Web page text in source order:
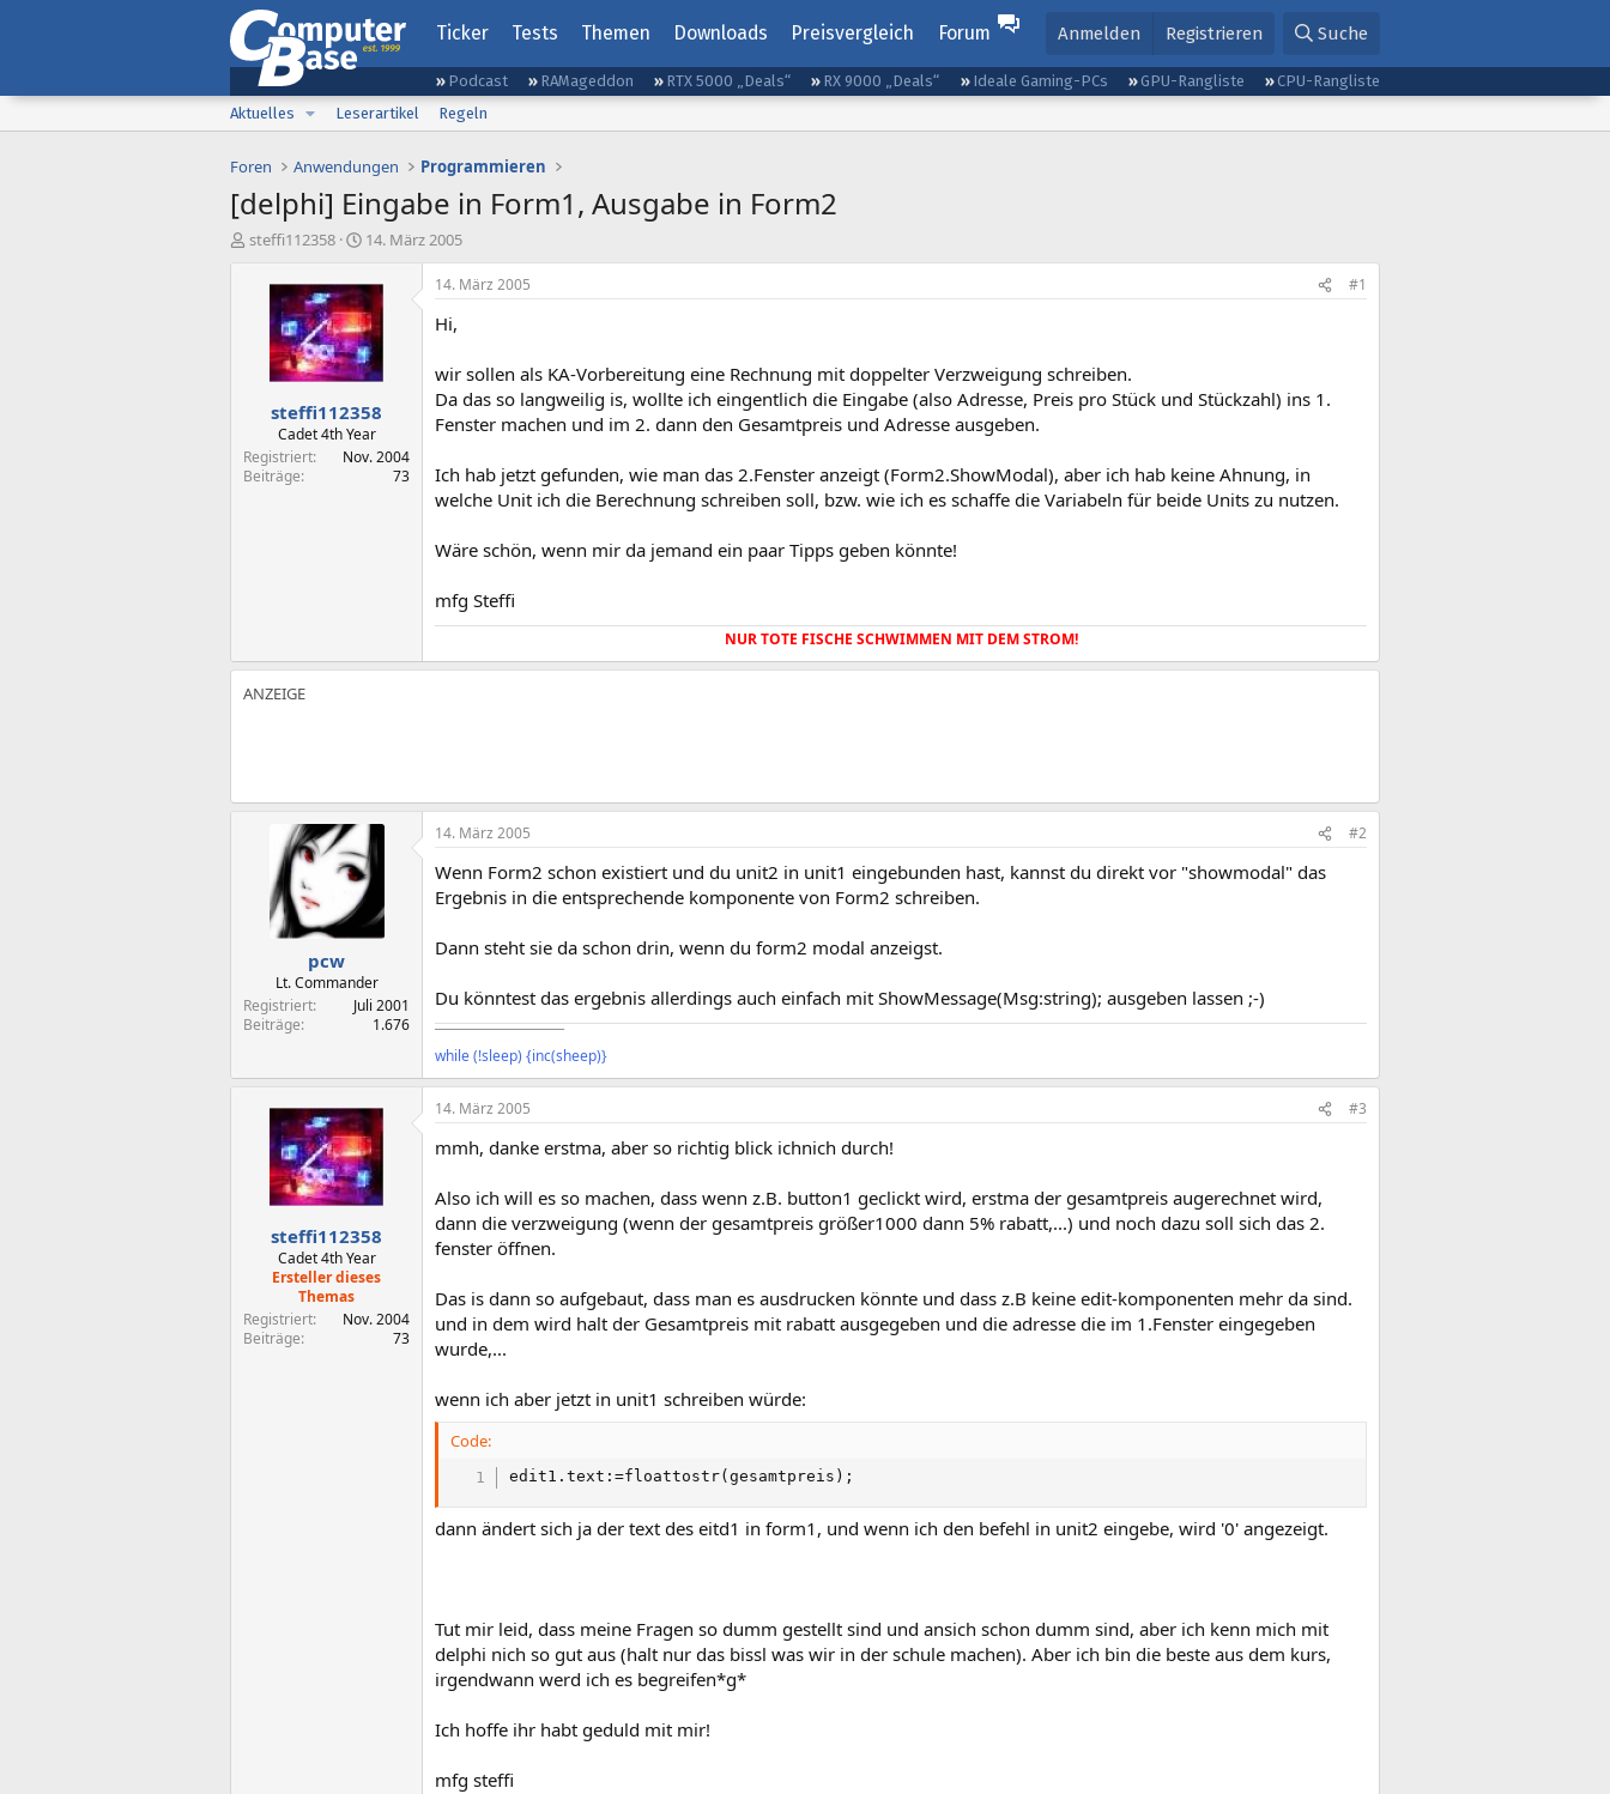
Ticker Tests Themen Downloads Preisvergleich Forum Anmelden Registrieren Suche
Podcast RAMageddon RTX 5000 „Deals“ RX 9000 „Deals“ Ideale Gaming-PCs GPU-Rangliste
CPU-Rangliste
Aktuelles
Leserartikel Regeln
Foren Anwendungen Programmieren
[delphi] Eingabe in Form1, Ausgabe in Form2
E
steffi112358
E
s
t
e
l
l
t
a
m
14. März 2005
steffi112358
Cadet 4th Year
Registriert
Nov. 2004
Beiträge
73
14. März 2005 #1
Hi,
wir sollen als KA-Vorbereitung eine Rechnung mit doppelter Verzweigung schreiben.
Da das so langweilig is, wollte ich eingentlich die Eingabe (also Adresse, Preis pro Stück und Stückzahl) ins 1.
Fenster machen und im 2. dann den Gesamtpreis und Adresse ausgeben.
Ich hab jetzt gefunden, wie man das 2.Fenster anzeigt (Form2.ShowModal), aber ich hab keine Ahnung, in
welche Unit ich die Berechnung schreiben soll, bzw. wie ich es schaffe die Variabeln für beide Units zu nutzen.
Wäre schön, wenn mir da jemand ein paar Tipps geben könnte!
mfg Steffi
NUR TOTE FISCHE SCHWIMMEN MIT DEM STROM!​
pcw
Lt. Commander
Registriert
Juli 2001
Beiträge
1.676
14. März 2005 #2
Wenn Form2 schon existiert und du unit2 in unit1 eingebunden hast, kannst du direkt vor "showmodal" das
Ergebnis in die entsprechende komponente von Form2 schreiben.
Dann steht sie da schon drin, wenn du form2 modal anzeigst.
Du könntest das ergebnis allerdings auch einfach mit ShowMessage(Msg:string); ausgeben lassen ;-)
¯¯¯¯¯¯¯¯¯¯¯¯¯¯¯¯¯¯
while (!sleep) {inc(sheep)}
steffi112358
Cadet 4th Year
Ersteller dieses
Themas
Registriert
Nov. 2004
Beiträge
73
14. März 2005 #3
mmh, danke erstma, aber so richtig blick ichnich durch!
Also ich will es so machen, dass wenn z.B. button1 geclickt wird, erstma der gesamtpreis augerechnet wird,
dann die verzweigung (wenn der gesamtpreis größer1000 dann 5% rabatt,...) und noch dazu soll sich das 2.
fenster öffnen.
Das is dann so aufgebaut, dass man es ausdrucken könnte und dass z.B keine edit-komponenten mehr da sind.
und in dem wird halt der Gesamtpreis mit rabatt ausgegeben und die adresse die im 1.Fenster eingegeben
wurde,...
wenn ich aber jetzt in unit1 schreiben würde:
Code:
edit1.text:=floattostr(gesamtpreis);
dann ändert sich ja der text des eitd1 in form1, und wenn ich den befehl in unit2 eingebe, wird '0' angezeigt.
Tut mir leid, dass meine Fragen so dumm gestellt sind und ansich schon dumm sind, aber ich kenn mich mit
delphi nich so gut aus (halt nur das bissl was wir in der schule machen). Aber ich bin die beste aus dem kurs,
irgendwann werd ich es begreifen*g*
Ich hoffe ihr habt geduld mit mir!
mfg steffi